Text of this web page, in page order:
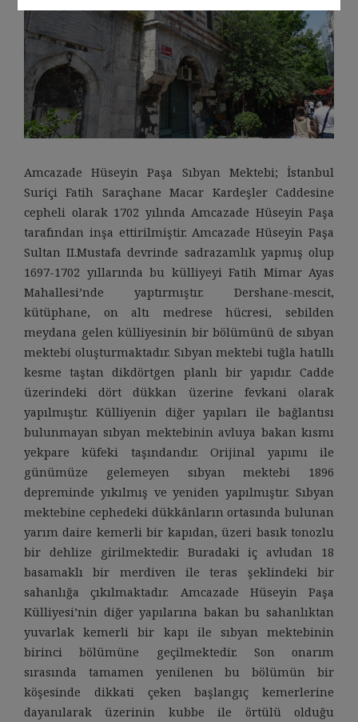
Amcazade Hüseyin Paşa Sıbyan Mektebi; İstanbul
Suriçi Fatih Saraçhane Macar Kardeşler Caddesine
cepheli olarak 1702 yılında Amcazade Hüseyin Paşa
tarafından inşa ettirilmiştir. Amcazade Hüseyin Paşa
Sultan II.Mustafa devrinde sadrazamlık yapmış olup
1697-1702 yıllarında bu külliyeyi Fatih Mimar Ayas
Mahallesi’nde yaptırmıştır. Dershane-mescit,
kütüphane, on altı medrese hücresi, sebilden
meydana gelen külliyesinin bir bölümünü de sıbyan
mektebi oluşturmaktadır. Sıbyan mektebi tuğla hatıllı
kesme taştan dikdörtgen planlı bir yapıdır. Cadde
üzerindeki dört dükkan üzerine fevkani olarak
yapılmıştır. Külliyenin diğer yapıları ile bağlantısı
bulunmayan sıbyan mektebinin avluya bakan kısmı
yekpare küfeki taşındandır. Orijinal yapımı ile
günümüze gelemeyen sıbyan mektebi 1896
depreminde yıkılmış ve yeniden yapılmıştır. Sıbyan
mektebine cephedeki dükkânların ortasında bulunan
yarım daire kemerli bir kapıdan, üzeri basık tonozlu
bir dehlize girilmektedir. Buradaki iç avludan 18
basamaklı bir merdiven ile teras şeklindeki bir
sahanlığa çıkılmaktadır. Amcazade Hüseyin Paşa
Külliyesi’nin diğer yapılarına bakan bu sahanlıktan
yuvarlak kemerli bir kapı ile sıbyan mektebinin
birinci bölümüne geçilmektedir. Son onarım
sırasında tamamen yenilenen bu bölümün bir
köşesinde dikkati çeken başlangıç kemerlerine
dayanılarak üzerinin kubbe ile örtülü olduğu